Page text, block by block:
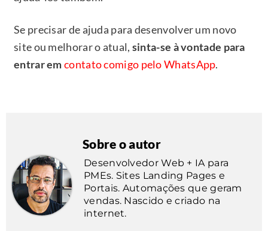
Se precisar de ajuda para desenvolver um novo
site ou melhorar o atual, sinta-se à vontade para
entrar emcontato comigo pelo WhatsApp.
Sobre o autor
Desenvolvedor Web + IA para
PMEs. Sites Landing Pages e
Portais. Automações que geram
vendas. Nascido e criado na
internet.